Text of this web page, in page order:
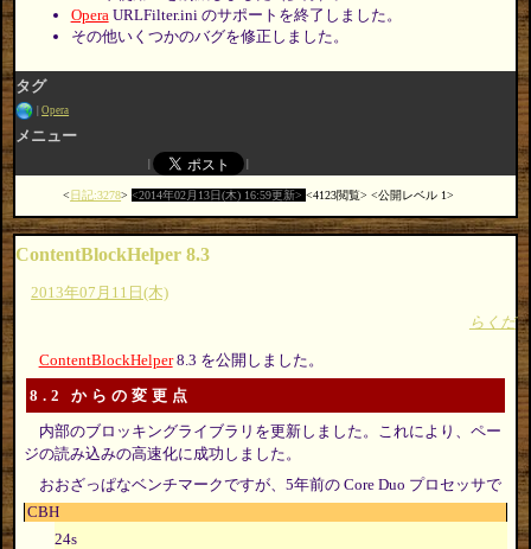
OperaURLFilter.ini のサポートを終了しました。
その他いくつかのバグを修正しました。
タグ
Opera
メニュー
日記:3278 2014年02月13日(木) 16:59更新 4123閲覧 公開レベル 1
ContentBlockHelper 8.3
2013年07月11日(木)
らくだ
ContentBlockHelper8.3 を公開しました。
8.2 からの変更点
内部のブロッキングライブラリを更新しました。これにより、ペー
ジの読み込みの高速化に成功しました。
おおざっぱなベンチマークですが、5年前の Core Duo プロセッサで
CBH
24s